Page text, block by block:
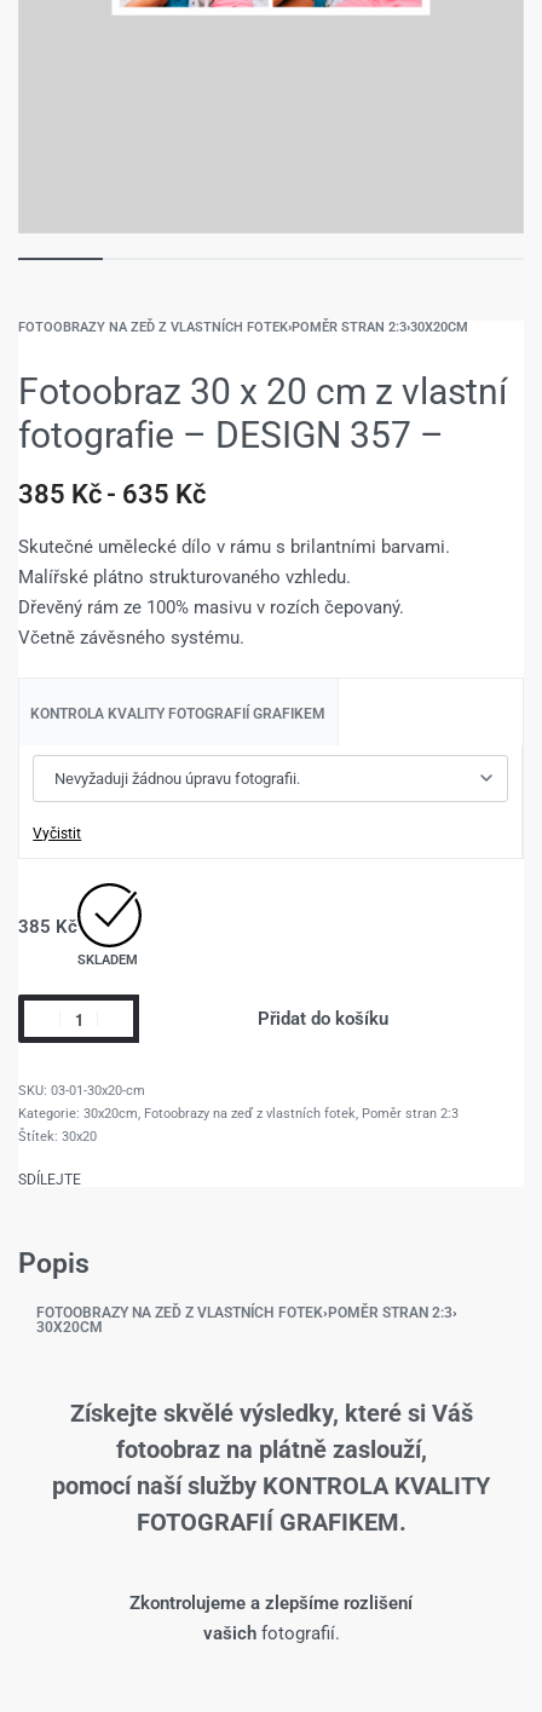
FOTOOBRAZY NA ZEĎ Z VLASTNÍCH FOTEK›POMĚR STRAN 2:3›30X20CM
Fotoobraz 30 x 20 cm z vlastní
fotografie – DESIGN 357 –
385 Kč 635 Kč
Skutečné umělecké dílo v rámu s brilantními barvami.
Malířské plátno strukturovaného vzhledu.
Dřevěný rám ze 100% masivu v rozích čepovaný.
Včetně závěsného systému.
KONTROLA KVALITY FOTOGRAFIÍ GRAFIKEM
Vyčistit
385 Kč
SKLADEM
Přidat do košíku
03-01-30x20-cm
Kategorie: 30x20cm, Fotoobrazy na zeď z vlastních fotek, Poměr stran 2:3
Štítek: 30x20
SDÍLEJTE
Popis
FOTOOBRAZY NA ZEĎ Z VLASTNÍCH FOTEK› POMĚR STRAN 2:3›
30X20CM
Získejte skvělé výsledky, které si Váš
fotoobraz na plátně zaslouží,
pomocí naší služby KONTROLA KVALITY
FOTOGRAFIÍ GRAFIKEM.
Zkontrolujeme a zlepšíme rozlišení
vašich fotografií.